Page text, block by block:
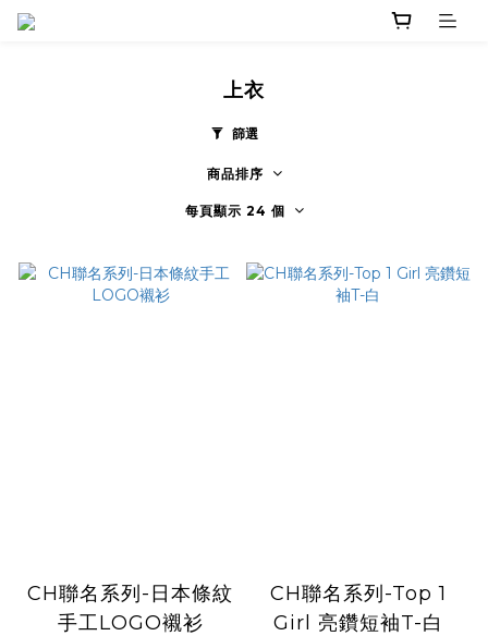
上衣
篩選
商品排序
每頁顯示 24 個
CH聯名系列-日本條紋
手工LOGO襯衫
CH聯名系列-Top 1
Girl 亮鑽短袖T-白